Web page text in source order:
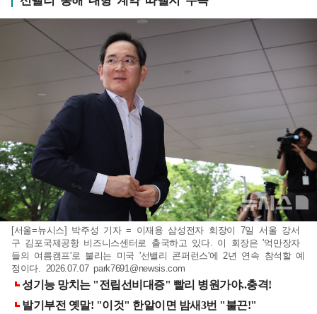
[서울=뉴시스] 박주성 기자 = 이재용 삼성전자 회장이 7일 서울 강서
구 김포국제공항 비즈니스센터로 출국하고 있다. 이 회장은 '억만장자
들의 여름캠프'로 불리는 미국 '선밸리 콘퍼런스'에 2년 연속 참석할 예
정이다. 2026.07.07park7691@newsis.com